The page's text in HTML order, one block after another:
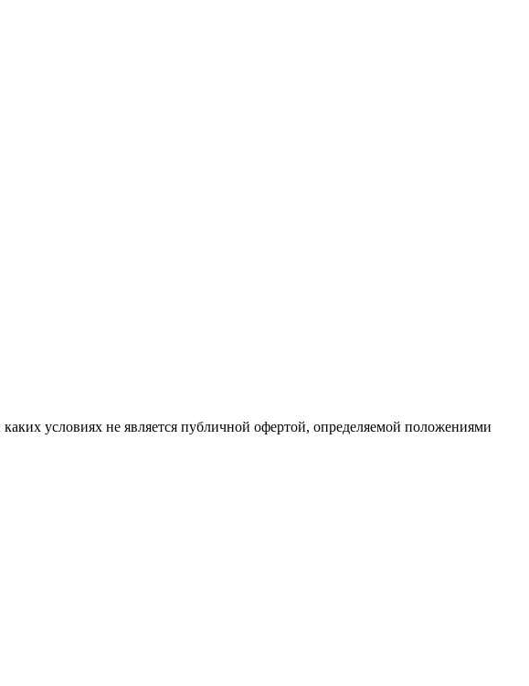
условиях не является публичной офертой, определяемой положениями